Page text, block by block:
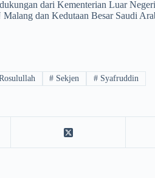
dari Kementerian Luar
dan Kedutaan Besar Saudi
# Sekjen # Syafruddin